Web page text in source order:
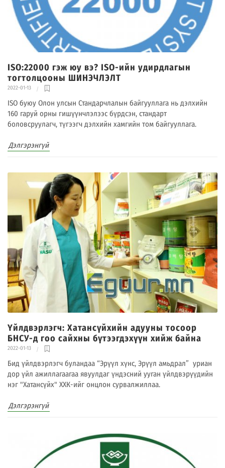
ISO:22000 гэж юу вэ? ISO-ийн удирдлагын
тогтолцооны ШИНЭЧЛЭЛТ
2022-01-13
ISO буюу Олон улсын Стандарчлалын байгууллага нь дэлхийн
160 гаруй орны гишүүнчлэлээс бүрдсэн, стандарт
боловсруулагч, түгээгч дэлхийн хамгийн том байгууллага.
Дэлгэрэнгүй
Үйлдвэрлэгч: Хатансүйхийн адууны тосоор
БНСУ-д гоо сайхны бүтээгдэхүүн хийж байна
2022-01-13
Бид үйлдвэрлэгч буландаа᠌ “Эрүүл хүнс, Эрүүл амьдрал” уриан
дор үйл ажиллагаагаа явуулдаг үндэсний ууган үйлдвэрүүдийн
нэг "Хатансүйх" ХХК-ийг онцлон сурвалжиллаа.
Дэлгэрэнгүй